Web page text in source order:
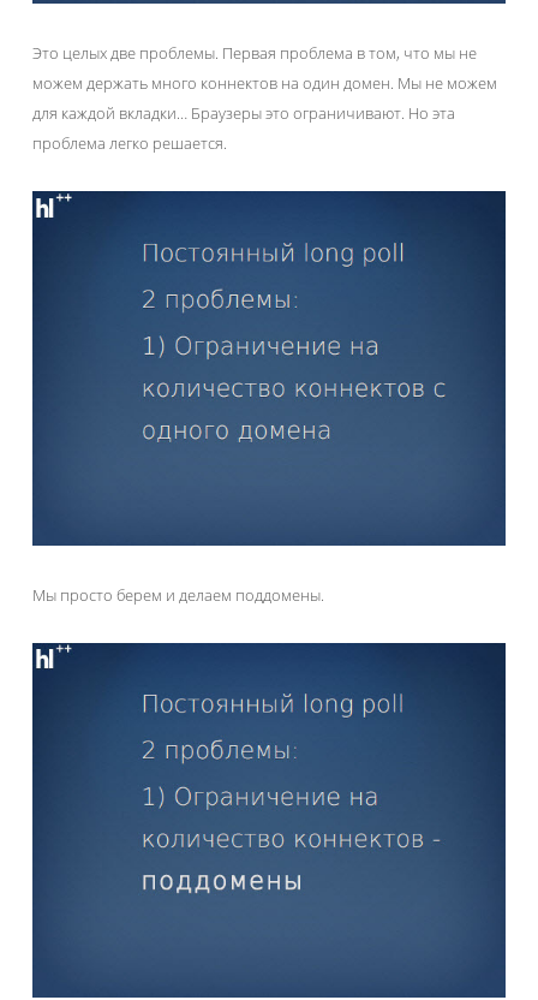
Это целых две проблемы. Первая проблема в том, что мы не
можем держать много коннектов на один домен. Мы не можем
для каждой вкладки… Браузеры это ограничивают. Но эта
проблема легко решается.
Мы просто берем и делаем поддомены.